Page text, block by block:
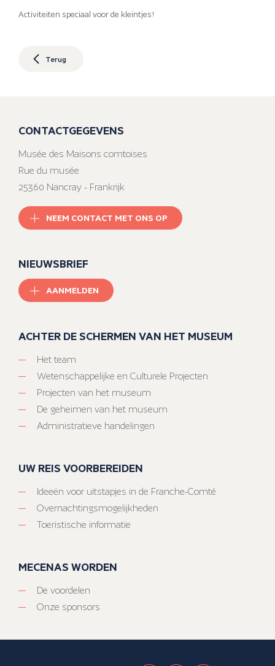
Activiteiten speciaal voor de kleintjes!
Terug
CONTACTGEGEVENS
Musée des Maisons comtoises
Rue du musée
25360 Nancray - Frankrijk
NEEM CONTACT MET ONS OP
NIEUWSBRIEF
AANMELDEN
ACHTER DE SCHERMEN VAN HET MUSEUM
Het team
Wetenschappelijke en Culturele Projecten
Projecten van het museum
De geheimen van het museum
Administratieve handelingen
UW REIS VOORBEREIDEN
Ideeën voor uitstapjes in de Franche-Comté
Overnachtingsmogelijkheden
Toeristische informatie
MECENAS WORDEN
De voordelen
Onze sponsors